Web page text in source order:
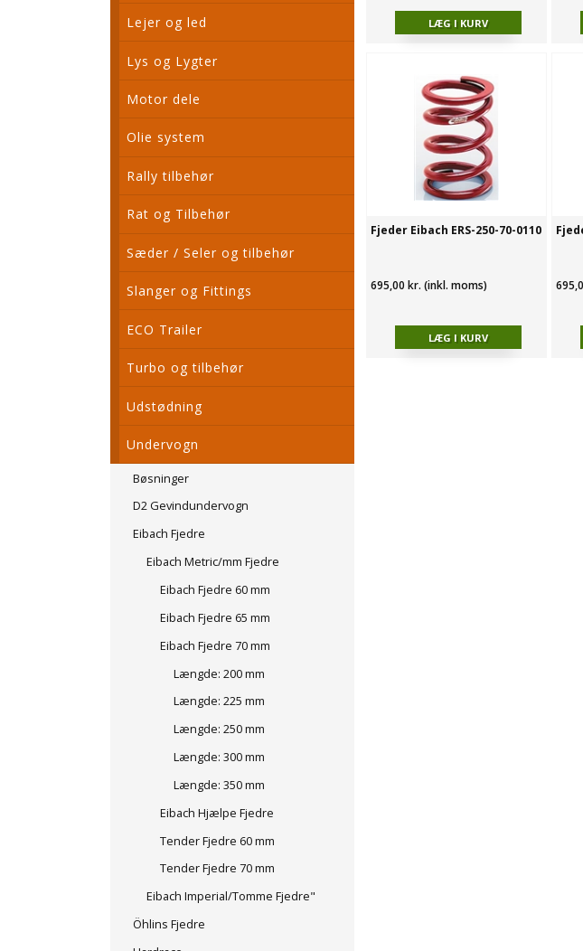
Lejer og led
Lys og Lygter
Motor dele
Olie system
Rally tilbehør
Rat og Tilbehør
Sæder / Seler og tilbehør
Slanger og Fittings
ECO Trailer
Turbo og tilbehør
Udstødning
Undervogn
Bøsninger
D2 Gevindundervogn
Eibach Fjedre
Eibach Metric/mm Fjedre
Eibach Fjedre 60 mm
Eibach Fjedre 65 mm
Eibach Fjedre 70 mm
Længde: 200 mm
Længde: 225 mm
Længde: 250 mm
Længde: 300 mm
Længde: 350 mm
Eibach Hjælpe Fjedre
Tender Fjedre 60 mm
Tender Fjedre 70 mm
Eibach Imperial/Tomme Fjedre"
Öhlins Fjedre
Fjeder Eibach ERS-250-70-0110
695,00 kr. (inkl. moms)